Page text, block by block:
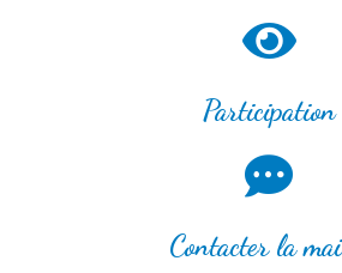
Participation
Contacter la